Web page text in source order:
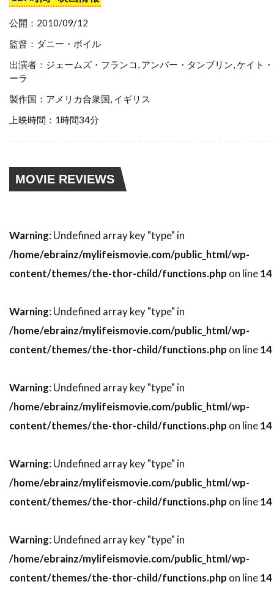
スティーブン・ゴールドステイン
スティーブン・ザイリアン
スティーブン・シャイラー
スティーブン・スピルバーグ
スティーブ・アンティン
スティーブ・クロッパー
スティーヴン・B・ポスター
スティーヴン・E・リフキン
スティーヴン・H・ブラム
スティーヴン・M・カッツ
スティーヴン・キング
スティーヴン・グレアム
スティーヴン・シュナイダー
スティーヴン・スピルバーグ
スティーヴン・トボロウスキー
スティーヴン・トラスク
スティーヴン・ハーフ
スティーヴン・バウアー
スティーヴン・プリンス
公開：2010/09/12
監督：ダニー・ボイル
出演者：ジェームズ・フランコ, アンバー・タンブリン, ケイト
ーラ
製作国：アメリカ合衆国, イギリス
上映時間：1時間34分
MOVIE REVIEWS
Warning: Undefined array key "type" in
/home/ebrainz/mylifeismovie.com/public_html/wp-
content/themes/the-thor-child/functions.php on line14
Warning: Undefined array key "type" in
/home/ebrainz/mylifeismovie.com/public_html/wp-
content/themes/the-thor-child/functions.php on line14
Warning: Undefined array key "type" in
/home/ebrainz/mylifeismovie.com/public_html/wp-
content/themes/the-thor-child/functions.php on line14
Warning: Undefined array key "type" in
/home/ebrainz/mylifeismovie.com/public_html/wp-
content/themes/the-thor-child/functions.php on line14
Warning: Undefined array key "type" in
/home/ebrainz/mylifeismovie.com/public_html/wp-
content/themes/the-thor-child/functions.php on line14